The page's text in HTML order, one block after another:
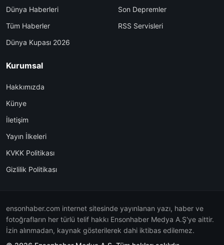
Dünya Haberleri
Tüm Haberler
Dünya Kupası 2026
Son Depremler
RSS Servisleri
Kurumsal
Hakkımızda
Künye
İletişim
Yayın İlkeleri
KVKK Politikası
Gizlilik Politikası
ensonhaber.com internet sitesinde yayınlanan yazı, haber ve
fotoğrafların her türlü telif hakkı Ensonhaber Medya A.Ş'ye aittir.
İzin alınmadan, kaynak gösterilerek dahi iktibas edilemez.